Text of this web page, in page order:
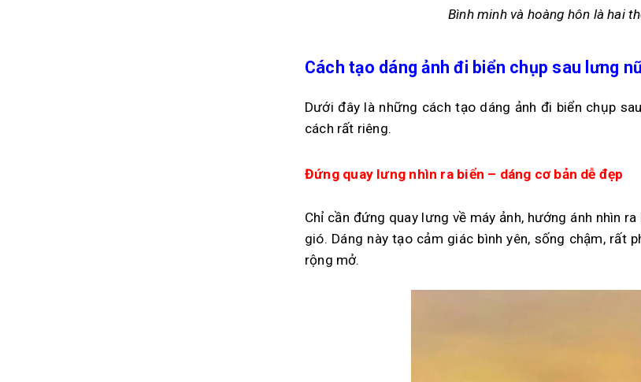
Bình minh và hoàng hôn là hai
Cách tạo dáng ảnh đi biển chụp sau lưng
Dưới đây là những cách tạo dáng ảnh đi biển chụp
cách rất riêng.
Đứng quay lưng nhìn ra biển – dáng cơ bản dễ đẹp
Chỉ cần đứng quay lưng về máy ảnh, hướng ánh nhìn
gió. Dáng này tạo cảm giác bình yên, sống chậm, rất
rộng mở.